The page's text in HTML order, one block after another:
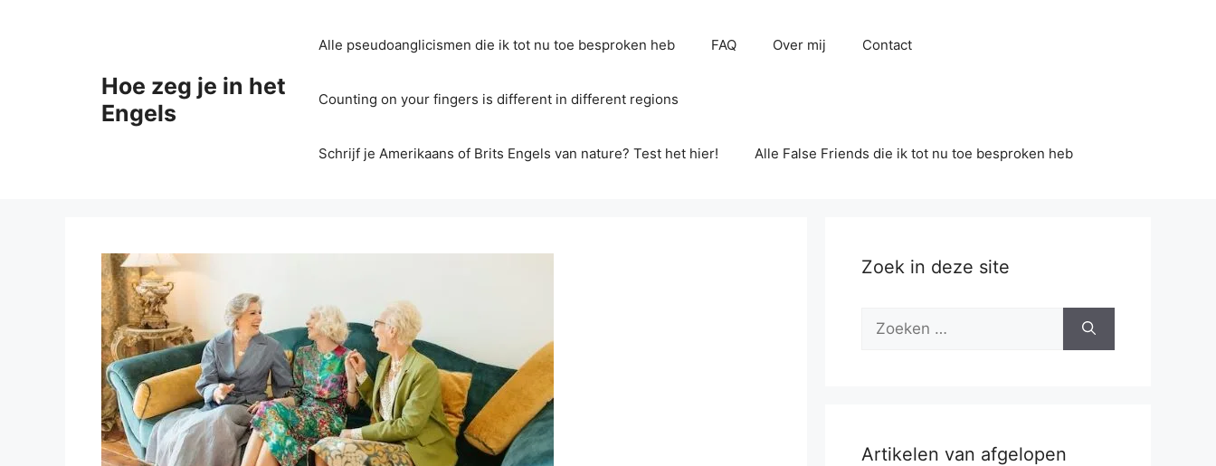
Hoe zeg je in het
Engels
Alle pseudoanglicismen die ik tot nu toe besproken heb FAQ Over mij Contact
Counting on your fingers is different in different regions
Schrijf je Amerikaans of Brits Engels van nature? Test het hier! Alle False Friends die ik tot nu toe besproken heb
Zoek in deze site
Zoek
Artikelen van afgelopen